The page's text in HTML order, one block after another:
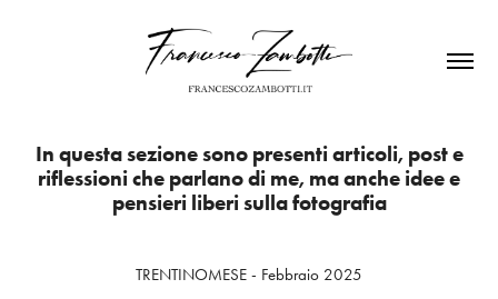
In questa sezione sono presenti articoli, post e
riflessioni che parlano di me, ma anche idee e
pensieri liberi sulla fotografia
TRENTINOMESE - Febbraio 2025